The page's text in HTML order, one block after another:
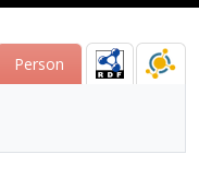
Person